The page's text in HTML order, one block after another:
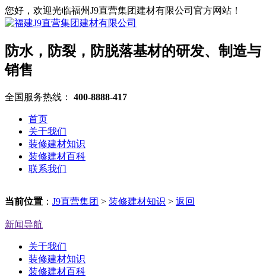
您好，欢迎光临福州J9直营集团建材有限公司官方网站！
防水，防裂，防脱落基材的研发、制造与
销售
全国服务热线： 400-8888-417
首页
关于我们
装修建材知识
装修建材百科
联系我们
当前位置 ： J9直营集团 > 装修建材知识 > 返回
新闻导航
关于我们
装修建材知识
装修建材百科